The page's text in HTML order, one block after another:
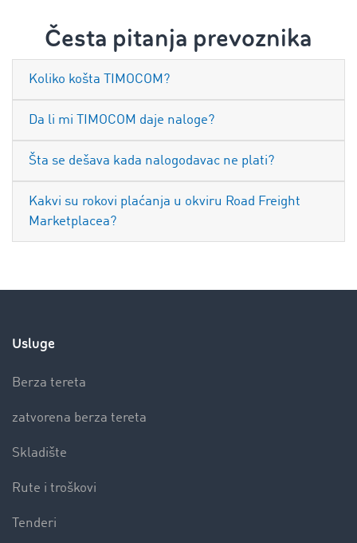
Česta pitanja prevoznika
Koliko košta TIMOCOM?
Da li mi TIMOCOM daje naloge?
Šta se dešava kada nalogodavac ne plati?
Kakvi su rokovi plaćanja u okviru Road Freight
Marketplacea?
Usluge
Berza tereta
zatvorena berza tereta
Skladište
Rute i troškovi
Tenderi